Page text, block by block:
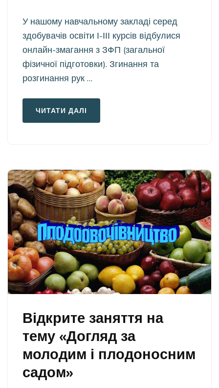
У нашому навчальному закладі серед
здобувачів освіти І-ІІІ курсів відбулися
онлайн-змагання з ЗФП (загальної
фізичної підготовки). Згинання та
розгинання рук …
ЧИТАТИ ДАЛІ
Відкрите заняття на
тему «Догляд за
молодим і плодоносним
садом»